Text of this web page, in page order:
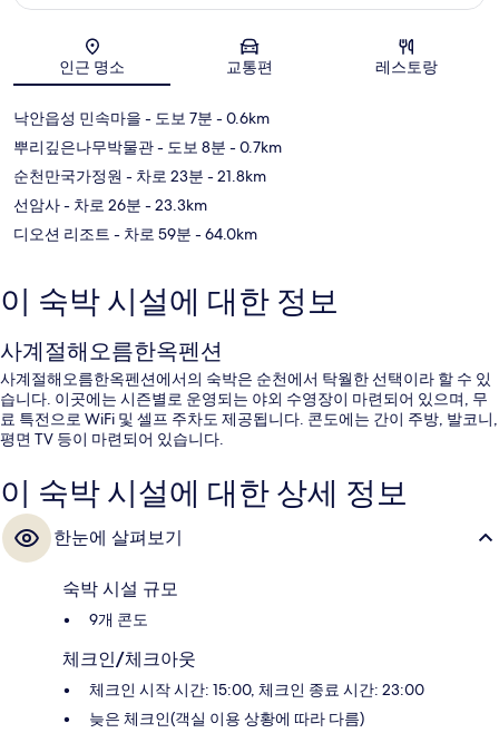
지도
인근 명소 교통편 레스토랑
낙안읍성 민속마을 - 도보 7분 - 0.6km
뿌리깊은나무박물관- 도보 8분 - 0.7km
순천만국가정원 - 차로 23분 - 21.8km
선암사- 차로 26분 - 23.3km
디오션 리조트 - 차로 59분 - 64.0km
이 숙박 시설에 대한 정보
사계절해오름한옥펜션
사계절해오름한옥펜션에서의 숙박은 순천에서 탁월한 선택이라 할 수 있
습니다. 이곳에는 시즌별로 운영되는 야외 수영장이 마련되어 있으며, 무
료 특전으로 WiFi 및 셀프 주차도 제공됩니다. 콘도에는 간이 주방, 발코니,
평면 TV 등이 마련되어 있습니다.
이 숙박 시설에 대한 상세 정보
한눈에 살펴보기
숙박 시설 규모
9개 콘도
체크인/체크아웃
체크인 시작 시간: 15:00, 체크인 종료 시간: 23:00
늦은 체크인(객실 이용 상황에 따라 다름)